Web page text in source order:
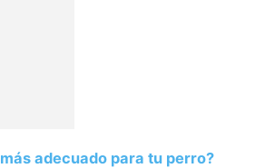
adecuado para tu perro?